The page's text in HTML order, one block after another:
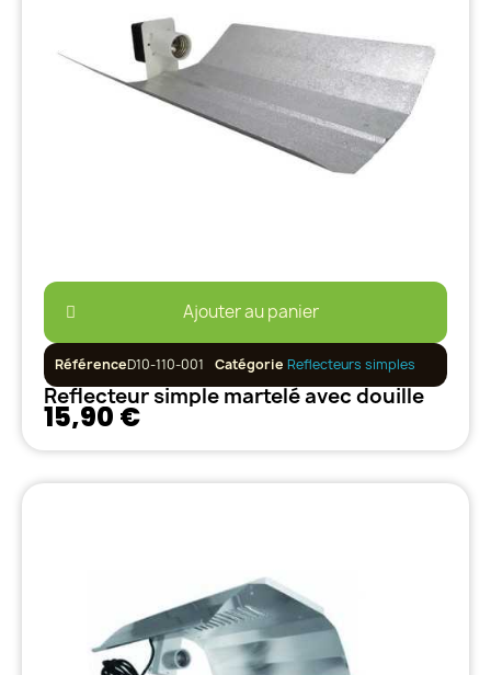
Ajouter au panier
RéférenceD10-110-001 Catégorie Reflecteurs simples
Reflecteur simple martelé avec douille
15,90 €